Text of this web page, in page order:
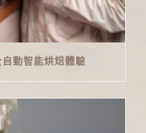
動智能烘焙體驗